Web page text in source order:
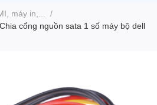
máy in,... /
cổng nguồn sata 1 số máy bộ dell